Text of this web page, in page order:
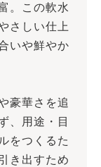
。この軟水
さしい仕上
いや鮮やか
豪華さを追
、用途・目
をつくるた
き出すため